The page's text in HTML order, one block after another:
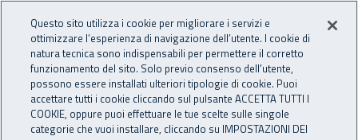
INAIL - Istituto Nazionale
Apri cerca
Navigazione principale
Navigazione - Ti trovi in:
Home Inail comunica Avvisi
Questo sito utilizza i cookie per migliorare i servizi e
ottimizzare l’esperienza di navigazione dell’utente. I cookie di
natura tecnica sono indispensabili per permettere il corretto
funzionamento del sito. Solo previo consenso dell’utente,
possono essere installati ulteriori tipologie di cookie. Puoi
accettare tutti i cookie cliccando sul pulsante ACCETTA TUTTI I
COOKIE, oppure puoi effettuare le tue scelte sulle singole
categorie che vuoi installare, cliccando su IMPOSTAZIONI DEI